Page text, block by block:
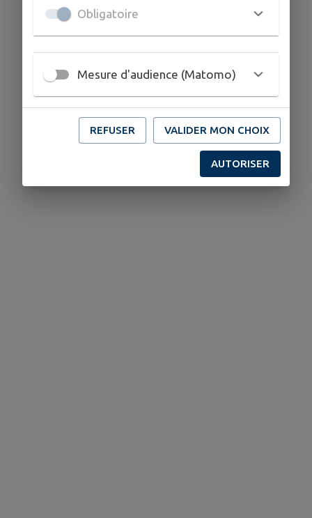
Obligatoire
Mesure d'audience (Matomo)
REFUSER VALIDER MON CHOIX
AUTORISER